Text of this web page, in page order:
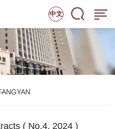
中文
( No.4, 2024 )